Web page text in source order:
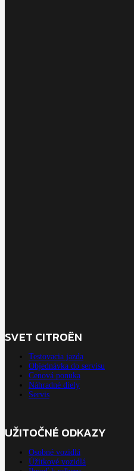
SVET CITROËN
Testovacia jazda
Objednávka do servisu
Cenová ponuka
Náhradné diely
Servis
UŽITOČNÉ ODKAZY
Osobné vozidlá
Úžitkové vozidlá